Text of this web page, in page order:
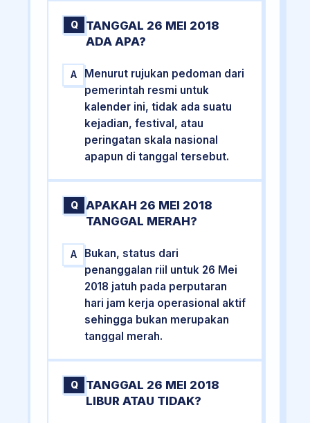
Q
TANGGAL 26 MEI 2018
ADA APA?
A
Menurut rujukan pedoman dari
pemerintah resmi untuk
kalender ini, tidak ada suatu
kejadian, festival, atau
peringatan skala nasional
apapun di tanggal tersebut.
Q
APAKAH 26 MEI 2018
TANGGAL MERAH?
A
Bukan, status dari
penanggalan riil untuk 26 Mei
2018 jatuh pada perputaran
hari jam kerja operasional aktif
sehingga bukan merupakan
tanggal merah.
Q
TANGGAL 26 MEI 2018
LIBUR ATAU TIDAK?